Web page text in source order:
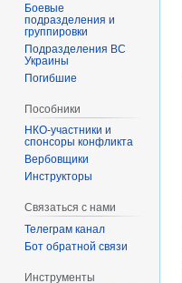
Боевые
подразделения и
группировки
Подразделения ВС
Украины
Погибшие
Пособники
спонсоры конфликта
‏‎Вербовщики
Инструкторы
Связаться с нами
Телеграм канал
Бот обратной связи
Инструменты